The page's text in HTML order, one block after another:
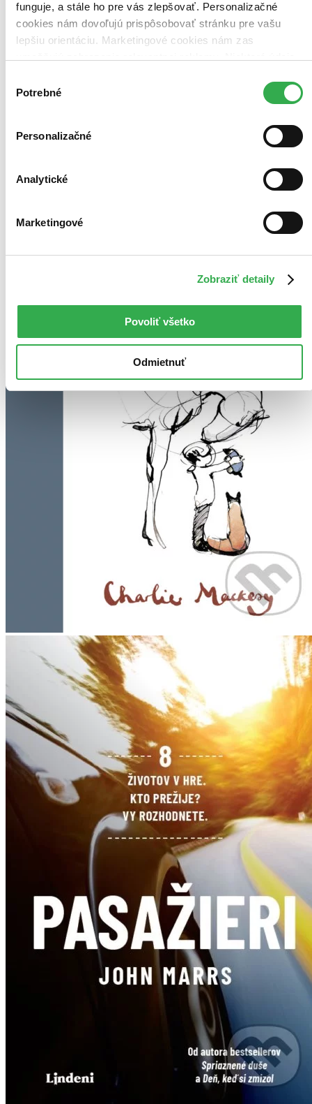
funguje, a stále ho pre vás zlepšovať. Personalizačné
cookies nám dovoľujú prispôsobovať stránku pre vašu
lepšiu orientáciu. Marketingové cookies nám zas
keby sme mohli používať všetky tieto cookies. Ďakujeme!
súhlasu
Potrebné
Personalizačné
Analytické
Marketingové
Zobraziť detaily
Povoliť všetko
Odmietnuť